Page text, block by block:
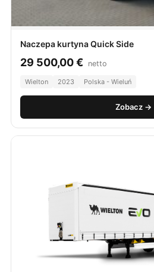
Naczepa kurtyna Quick Side
29 500,00€ netto
Wielton 2023 Polska - Wieluń
Zobacz →